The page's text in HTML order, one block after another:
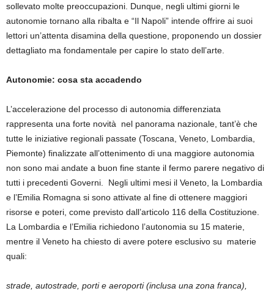
sollevato molte preoccupazioni. Dunque, negli ultimi giorni le
autonomie tornano alla ribalta e “Il Napoli” intende offrire ai suoi
lettori un’attenta disamina della questione, proponendo un dossier
dettagliato ma fondamentale per capire lo stato dell’arte.
Autonomie: cosa sta accadendo
L’accelerazione del processo di autonomia differenziata
rappresenta una forte novità nel panorama nazionale, tant’è che
tutte le iniziative regionali passate (Toscana, Veneto, Lombardia,
Piemonte) finalizzate all’ottenimento di una maggiore autonomia
non sono mai andate a buon fine stante il fermo parere negativo di
tutti i precedenti Governi. Negli ultimi mesi il Veneto, la Lombardia
e l’Emilia Romagna si sono attivate al fine di ottenere maggiori
risorse e poteri, come previsto dall’articolo 116 della Costituzione.
La Lombardia e l’Emilia richiedono l’autonomia su 15 materie,
mentre il Veneto ha chiesto di avere potere esclusivo su materie
quali:
strade, autostrade, porti e aeroporti (inclusa una zona franca),